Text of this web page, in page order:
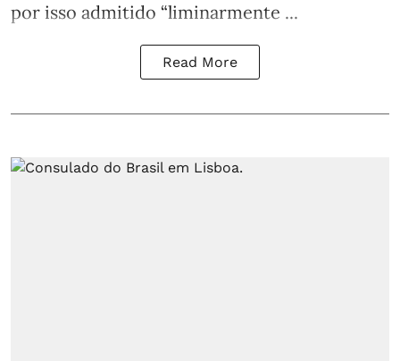
por isso admitido “liminarmente ...
Read More